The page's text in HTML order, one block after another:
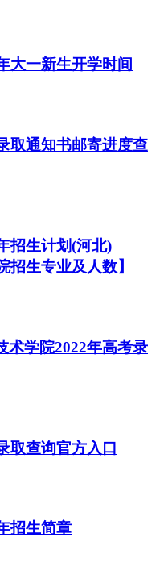
大一新生开学时间
取通知书邮寄进度查
招生计划(河北)
招生专业及人数】
术学院2022年高考录
取查询官方入口
招生简章